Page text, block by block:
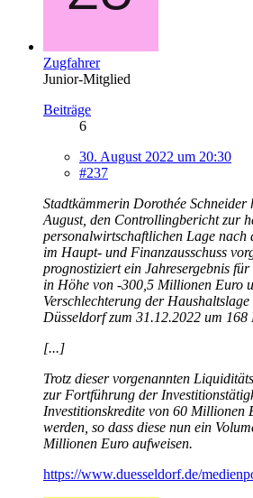
Zugfahrer
Junior-Mitglied
Beiträge
6
30. August 2022 um 20:30
#237
Stadtkämmerin Dorothée Schneider
August, den Controllingbericht zur
personalwirtschaftlichen Lage nach
im Haupt- und Finanzausschuss
prognostiziert ein Jahresergebnis
in Höhe von -300,5 Millionen Euro
Verschlechterung der
Düsseldorf zum 31.12.2022 um
[...]
Trotz dieser vorgenannten
zur Fortführung der
Investitionskredite von 60 Millionen
werden, so dass diese nun ein
Millionen Euro aufweisen.
https://www.duesseldorf.de/